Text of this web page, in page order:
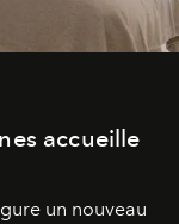
accueille
un nouveau